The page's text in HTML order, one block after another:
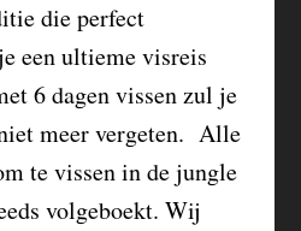
die perfect
een ultieme visreis
6 dagen vissen zul je
meer vergeten. Alle
te vissen in de jungle
volgeboekt. Wij